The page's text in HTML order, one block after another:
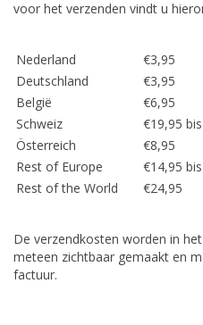
voor het verzenden vindt u
Nederland
€3,95
Deutschland
€3,95
België
€6,95
Schweiz
€19,95
Österreich
€8,95
Rest of Europe
€14,95
Rest of the World
€24,95
De verzendkosten worden in
meteen zichtbaar gemaakt en
factuur.